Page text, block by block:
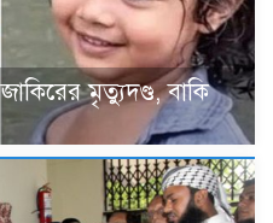
মৃত্যুদণ্ড, বাকি